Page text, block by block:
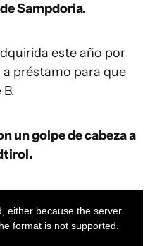
Sampdoria.
este año por
préstamo para que
un golpe de cabeza a
either because the server
format is not supported.